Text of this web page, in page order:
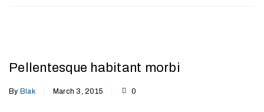
Pellentesque habitant morbi
By Blak March 3, 2015 0